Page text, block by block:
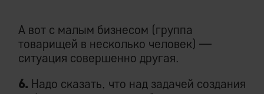
А вот с малым бизнесом (группа
товарищей в несколько человек) —
ситуация совершенно другая.
6. Надо сказать, что над задачей создания